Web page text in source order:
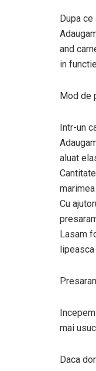
Dupa
and
in
Mod de
Intr-un
aluat
Cu
Lasam
mai
Daca